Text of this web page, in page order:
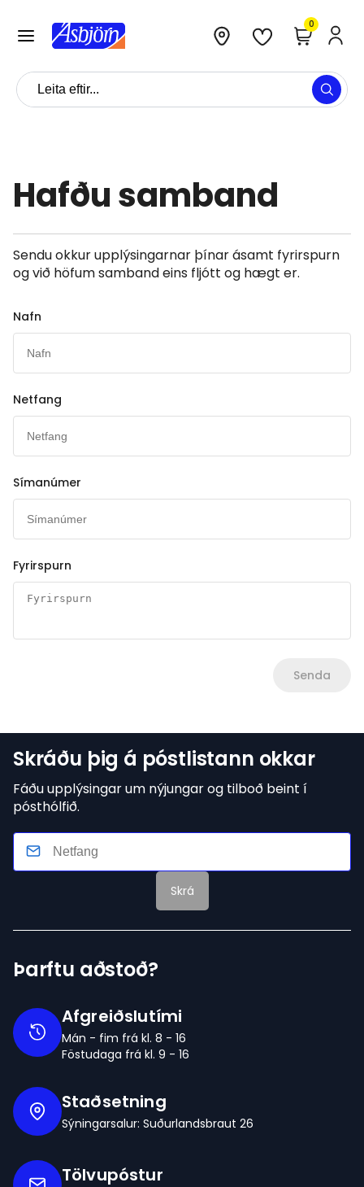
0
Hafðu samband
Sendu okkur upplýsingarnar þínar ásamt fyrirspurn
og við höfum samband eins fljótt og hægt er.
Nafn
Netfang
Símanúmer
Fyrirspurn
Senda
Skráðu þig á póstlistann okkar
Fáðu upplýsingar um nýjungar og tilboð beint í
pósthólfið.
Skrá
Þarftu aðstoð?
Afgreiðslutími
Mán - fim frá kl. 8 - 16
Föstudaga frá kl. 9 - 16
Staðsetning
Sýningarsalur: Suðurlandsbraut 26
Tölvupóstur